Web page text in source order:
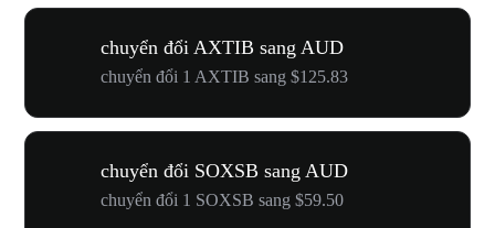
chuyển đổi AXTIB sang AUD
chuyển đổi 1 AXTIB sang $125.83
chuyển đổi SOXSB sang AUD
chuyển đổi 1 SOXSB sang $59.50